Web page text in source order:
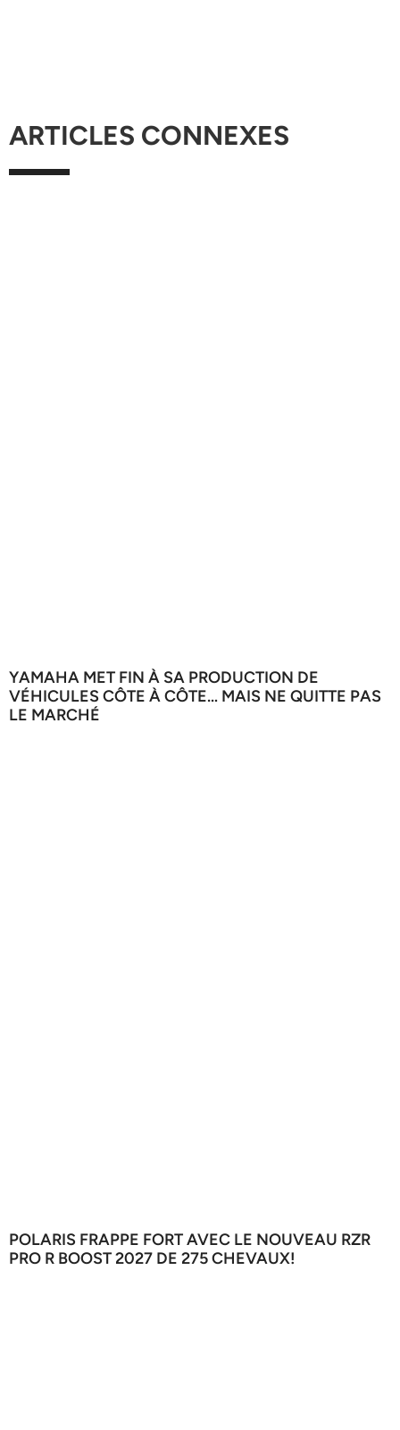
ARTICLES CONNEXES
YAMAHA MET FIN À SA PRODUCTION DE
VÉHICULES CÔTE À CÔTE… MAIS NE QUITTE PAS
LE MARCHÉ
POLARIS FRAPPE FORT AVEC LE NOUVEAU RZR
PRO R BOOST 2027 DE 275 CHEVAUX!